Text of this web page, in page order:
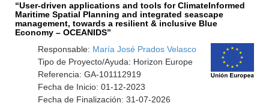
“User-driven applications and tools for ClimateInformed
Maritime Spatial Planning and integrated seascape
management, towards a resilient & inclusive Blue
Economy – OCEANIDS”
Responsable: María José Prados Velasco
Tipo de Proyecto/Ayuda: Horizon Europe
Referencia: GA-101112919
Fecha de Inicio: 01-12-2023
Fecha de Finalización: 31-07-2026